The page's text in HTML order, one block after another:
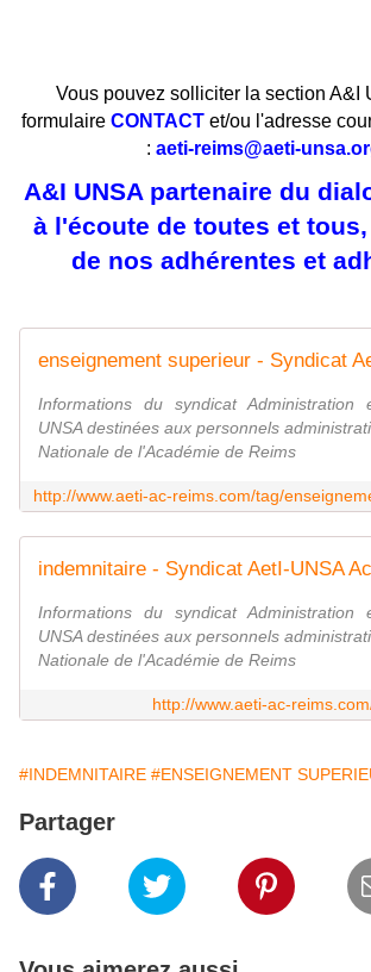
Vous pouvez solliciter la section A&I
formulaire CONTACT et/ou l'adresse
: aeti-reims@aeti-
A&I UNSA partenaire du
à l'écoute de toutes et
de nos adhérentes et
Informations du syndicat Administration
UNSA destinées aux personnels
Nationale de l'Académie de Reims
http://www.aeti-ac-reims.com/tag/
Informations du syndicat Administration
UNSA destinées aux personnels
Nationale de l'Académie de Reims
http://www.aeti-ac-
#INDEMNITAIRE #ENSEIGNEMENT
Partager